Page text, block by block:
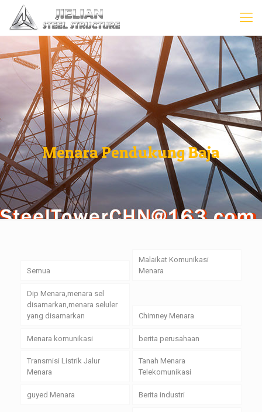
Menara Pendukung Baja
Semua
Malaikat Komunikasi
Menara
Dip Menara,menara sel
disamarkan,menara seluler
yang disamarkan
Chimney Menara
Menara komunikasi berita perusahaan
Transmisi Listrik Jalur
Menara
Tanah Menara
Telekomunikasi
guyed Menara Berita industri